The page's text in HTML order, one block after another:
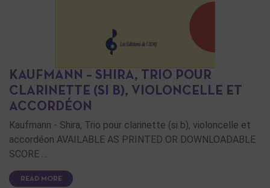
KAUFMANN – SHIRA, TRIO POUR
CLARINETTE (SI B), VIOLONCELLE ET
ACCORDÉON
Kaufmann - Shira, Trio pour clarinette (si b), violoncelle et
accordéon AVAILABLE AS PRINTED OR DOWNLOADABLE
SCORE …
READ MORE